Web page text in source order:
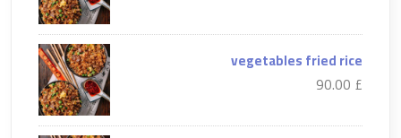
vegetables fried rice
£ 90.00